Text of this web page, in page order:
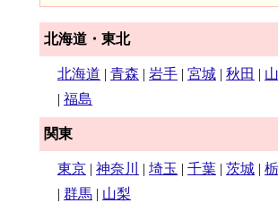
北海道・東北
北海道 | 青森 | 岩手 | 宮城 | 秋田 |
| 福島
関東
東京 | 神奈川 | 埼玉 | 千葉 | 茨城 |
| 群馬 | 山梨